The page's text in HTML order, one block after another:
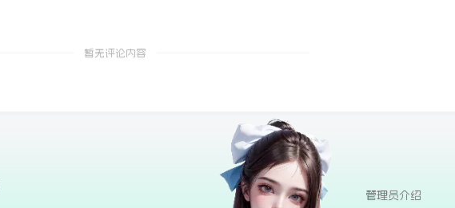
暂无评论内容
管理员介绍